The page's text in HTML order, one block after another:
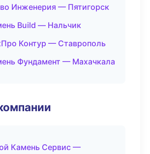
Инженерия — Пятигорск
Build — Нальчик
Контур — Ставрополь
Фундамент — Махачкала
Камень Сервис —